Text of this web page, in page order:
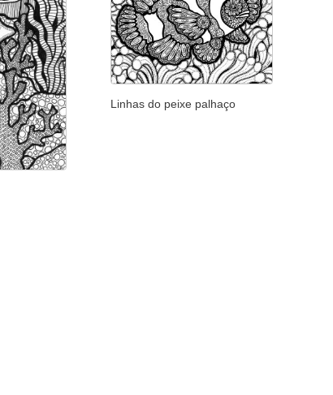
Linhas do peixe palhaço